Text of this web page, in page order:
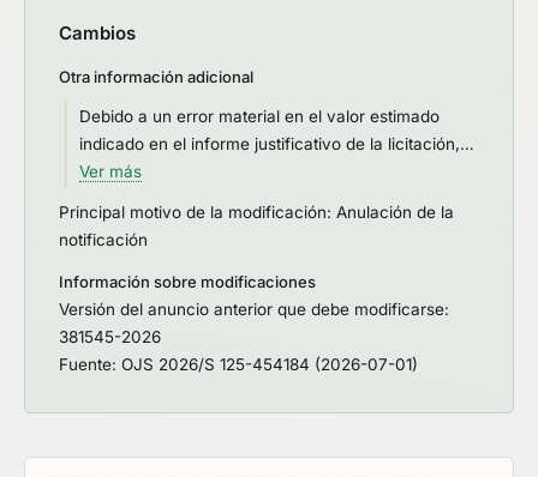
Cambios
Otra información adicional
Debido a un error material en el valor estimado
indicado en el informe justificativo de la licitación,
de conformidad con el previsto en el artículo 122.1 y
2017, se hace necesaria la retroacción de las
presente licitación.
Ver más
Principal motivo de la modificación: Anulación de la
notificación
Información sobre modificaciones
Versión del anuncio anterior que debe modificarse:
381545-2026
Fuente: OJS 2026/S 125-454184 (2026-07-01)